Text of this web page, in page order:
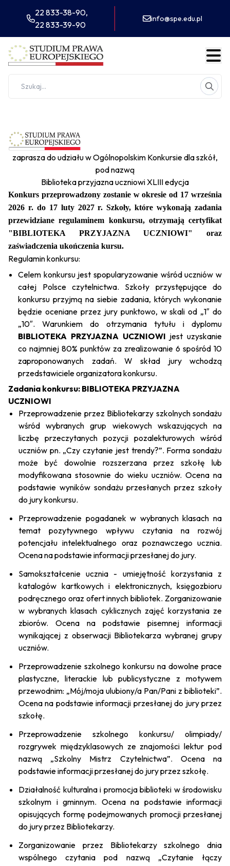
22 833-38-90,
22 833-39-90
info@spe.edu.pl
zaprasza do udziału w Ogólnopolskim Konkursie dla szkół,
pod nazwą
Biblioteka przyjazna uczniowi XLIII edycja
Konkurs przeprowadzony zostanie w okresie od 17 września
2026 r. do 17 luty 2027 r.Szkoły, które wykonają zadania
przewidziane regulaminem konkursu, otrzymają certyfikat
"BIBLIOTEKA PRZYJAZNA UCZNIOWI" oraz
zaświadczenia ukończenia kursu.
Regulamin konkursu:
Celem konkursu jest spopularyzowanie wśród uczniów w
całej Polsce czytelnictwa. Szkoły przystępujące do
konkursu przyjmą na siebie zadania, których wykonanie
będzie oceniane przez jury punktowo, w skali od „1″ do
„10″. Warunkiem do otrzymania tytułu i dyplomu
BIBLIOTEKA PRZYJAZNA UCZNIOWI jest uzyskanie
co najmniej 80% punktów za zrealizowanie 6 spośród 10
zaproponowanych zadań. W skład jury wchodzą
przedstawiciele organizatora konkursu.
Zadania konkursu: BIBLIOTEKA PRZYJAZNA
UCZNIOWI
Przeprowadzenie przez Bibliotekarzy szkolnych sondażu
wśród wybranych grup wiekowych wskazujących na
liczbę przeczytanych pozycji pozalekturowych wśród
uczniów pn. „Czy czytanie jest trendy?”. Forma sondażu
może być dowolnie rozszerzana przez szkołę lub
modyfikowana stosownie do wieku uczniów. Ocena na
podstawie wyników sondażu przesłanych przez szkoły
do jury konkursu.
Przeprowadzenie pogadanek w wybranych klasach na
temat pozytywnego wpływu czytania na rozwój
potencjału intelektualnego oraz poznawczego ucznia.
Ocena na podstawie informacji przesłanej do jury.
Samokształcenie ucznia - umiejętność korzystania z
katalogów kartkowych i elektronicznych, księgozbioru
podręcznego oraz ofert innych bibliotek. Zorganizowanie
w wybranych klasach cyklicznych zajęć korzystania ze
zbiorów. Ocena na podstawie pisemnej informacji
wynikającej z obserwacji Bibliotekarza wybranej grupy
uczniów.
Przeprowadzenie szkolnego konkursu na dowolne prace
plastyczne, literackie lub publicystyczne z motywem
przewodnim: „Mój/moja ulubiony/a Pan/Pani z biblioteki”.
Ocena na podstawie informacji przesłanej do jury przez
szkołę.
Przeprowadzenie szkolnego konkursu/ olimpiady/
rozgrywek międzyklasowych ze znajomości lektur pod
nazwą „Szkolny Mistrz Czytelnictwa”. Ocena na
podstawie informacji przesłanej do jury przez szkołę.
Działalność kulturalna i promocja biblioteki w środowisku
szkolnym i gminnym. Ocena na podstawie informacji
opisujących formę podejmowanych promocji przesłanej
do jury przez Bibliotekarzy.
Zorganizowanie przez Bibliotekarzy szkolnego dnia
wspólnego czytania pod nazwą „Czytanie łączy